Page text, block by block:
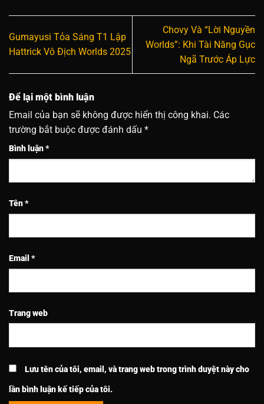
Gumayusi Tỏa Sáng T1 Lập
Hattrick Vô Địch Worlds 2025
Chovy Và “Lời Nguyền
Worlds”: Khi Tài Năng Gục
Ngã Trước Áp Lực
Để lại một bình luận
Email của bạn sẽ không được hiển thị công khai. Các
trường bắt buộc được đánh dấu *
Bình luận*
Tên*
Email *
Trang web
Lưu tên của tôi, email, và trang web trong trình duyệt này cho
lần bình luận kế tiếp của tôi.